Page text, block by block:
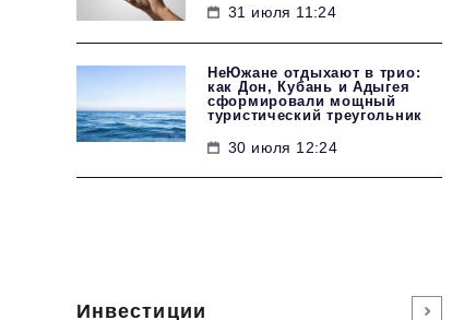
31 июля 11:24
НеЮжане отдыхают в трио:
как Дон, Кубань и Адыгея
сформировали мощный
туристический треугольник
30 июля 12:24
Инвестиции